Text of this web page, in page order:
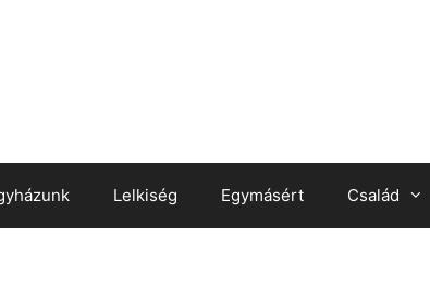
Lelkiség Egymásért Család